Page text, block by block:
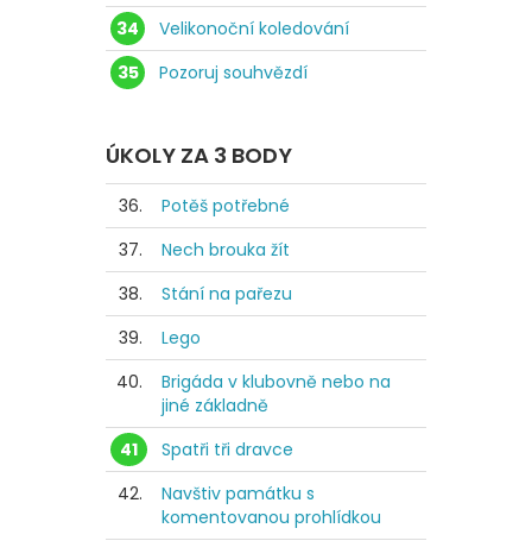
34
Velikonoční koledování
35
Pozoruj souhvězdí
ÚKOLY ZA 3 BODY
36.
Potěš potřebné
37.
Nech brouka žít
38.
Stání na pařezu
39.
Lego
40.
Brigáda v klubovně nebo na
jiné základně
41
Spatři tři dravce
42.
Navštiv památku s
komentovanou prohlídkou